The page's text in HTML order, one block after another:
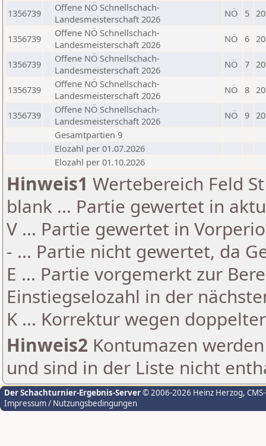
1356739
Offene NÖ Schnellschach-
Landesmeisterschaft 2026
NÖ 5
1356739
Offene NÖ Schnellschach-
Landesmeisterschaft 2026
NÖ 6
1356739
Offene NÖ Schnellschach-
Landesmeisterschaft 2026
NÖ 7
1356739
Offene NÖ Schnellschach-
Landesmeisterschaft 2026
NÖ 8
1356739
Offene NÖ Schnellschach-
Landesmeisterschaft 2026
NÖ 9
Gesamtpartien 9
Elozahl per 01.07.2026
Elozahl per 01.10.2026
Hinweis1 Wertebereich Feld
blank ... Partie gewertet in
V ... Partie gewertet in
- ... Partie nicht gewertet, da
E ... Partie vorgemerkt zur
Einstiegselozahl in der
K ... Korrektur wegen
Hinweis2 Kontumazen
und sind in der Liste nicht
Der Schachturnier-Ergebnis-Server© 2006-2026 Heinz Herzog,
Impressum / Nutzungsbedingungen